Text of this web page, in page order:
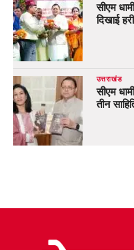
सीएम
दिखाई
उत्तराखंड
सीएम
तीन